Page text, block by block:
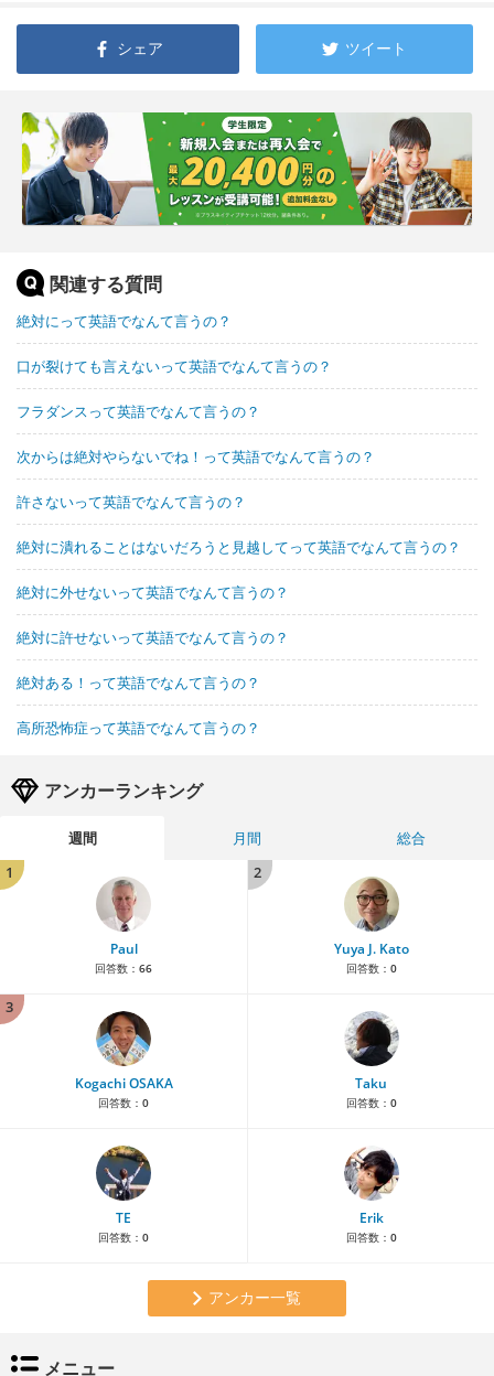
シェア ツイート
関連する質問
絶対にって英語でなんて言うの？
口が裂けても言えないって英語でなんて言うの？
フラダンスって英語でなんて言うの？
次からは絶対やらないでね！って英語でなんて言うの？
許さないって英語でなんて言うの？
絶対に潰れることはないだろうと見越してって英語でなんて言うの？
絶対に外せないって英語でなんて言うの？
絶対に許せないって英語でなんて言うの？
絶対ある！って英語でなんて言うの？
高所恐怖症って英語でなんて言うの？
アンカーランキング
週間 月間
総合
1
Paul
回答数： 66
2
Yuya J. Kato
回答数： 0
3
Kogachi OSAKA
回答数： 0
Taku
回答数： 0
TE
回答数： 0
Erik
回答数： 0
アンカー一覧
メニュー